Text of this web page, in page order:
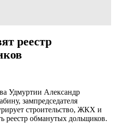
реестр
Удмуртии Александр
зампредседателя
строительство, ЖКХ и
реестр обманутых дольщиков.